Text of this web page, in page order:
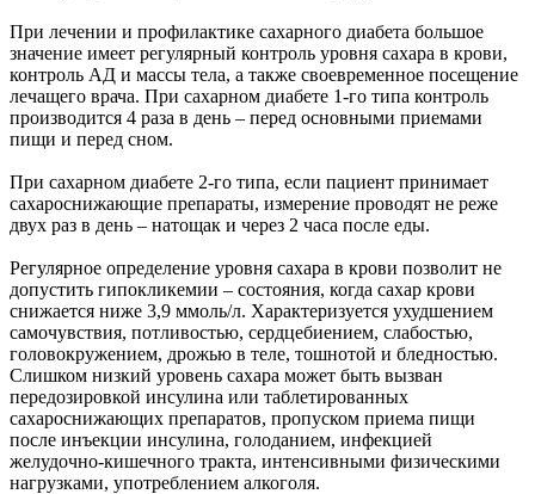
При лечении и профилактике сахарного диабета большое
значение имеет регулярный контроль уровня сахара в крови,
контроль АД и массы тела, а также своевременное посещение
лечащего врача. При сахарном диабете 1-го типа контроль
производится 4 раза в день – перед основными приемами
пищи и перед сном.
При сахарном диабете 2-го типа, если пациент принимает
сахароснижающие препараты, измерение проводят не реже
двух раз в день – натощак и через 2 часа после еды.
Регулярное определение уровня сахара в крови позволит не
допустить гипокликемии – состояния, когда сахар крови
снижается ниже 3,9 ммоль/л. Характеризуется ухудшением
самочувствия, потливостью, сердцебиением, слабостью,
головокружением, дрожью в теле, тошнотой и бледностью.
Слишком низкий уровень сахара может быть вызван
передозировкой инсулина или таблетированных
сахароснижающих препаратов, пропуском приема пищи
после инъекции инсулина, голоданием, инфекцией
желудочно-кишечного тракта, интенсивными физическими
нагрузками, употреблением алкоголя.